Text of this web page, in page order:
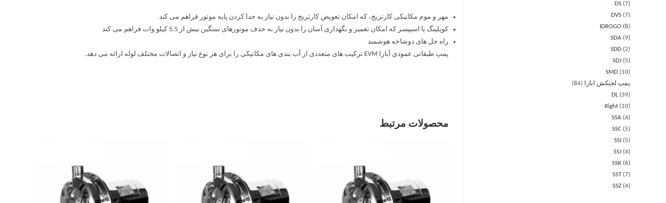
مهر و موم مکانیکی کارتریج، که امکان تعویض کارتریج را بدون نیاز به جدا کردن پایه موتور فراهم می کند
کوپلینگ با اسپیسر که امکان تعمیر و نگهداری آسان را بدون نیاز به حذف موتورهای سنگین بیش از 5.5 کیلو وات فراهم می کند
راه حل های دوشاخه هوشمند
پمپ طبقاتی عمودی آبارا EVM ترکیب های متعددی از آب بندی های مکانیکی را برای هر نوع نیاز و اتصالات مختلف لوله ارائه می دهد.
محصولات مرتبط
DS 7
DVS 7
IDROGO
8
SDA
9
SDD 2
SDJ
5
SMD
10
پمپ لجنکش ابارا
84
DL 39
Right
10
SSA 4
SSC
5
SSI
5
SSJ 4
SSK 6
SST 7
SSZ 4